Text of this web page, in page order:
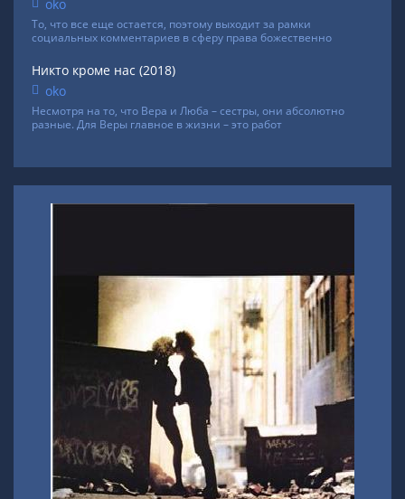
oko
То, что все еще остается, поэтому выходит за рамки
социальных комментариев в сферу права божественно
Никто кроме нас (2018)
oko
Несмотря на то, что Вера и Люба – сестры, они абсолютно
разные. Для Веры главное в жизни – это работ